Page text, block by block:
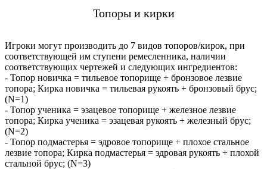
Топоры и кирки
Игроки могут производить до 7 видов топоров/кирок, при
соответствующей им ступени ремесленника, наличии
соответствующих чертежей и следующих ингредиентов:
- Топор новичка = тильевое топорище + бронзовое лезвие
топора; Кирка новичка = тильевая рукоять + бронзовый брус;
(N=1)
- Топор ученика = эзацевое топорище + железное лезвие
топора; Кирка ученика = эзацевая рукоять + железный брус;
(N=2)
- Топор подмастерья = эдровое топорище + плохое стальное
лезвие топора; Кирка подмастерья = эдровая рукоять + плохой
стальной брус; (N=3)